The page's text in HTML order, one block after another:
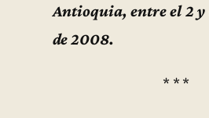
Antioquia, entre el 2 y
de 2008.
* * *